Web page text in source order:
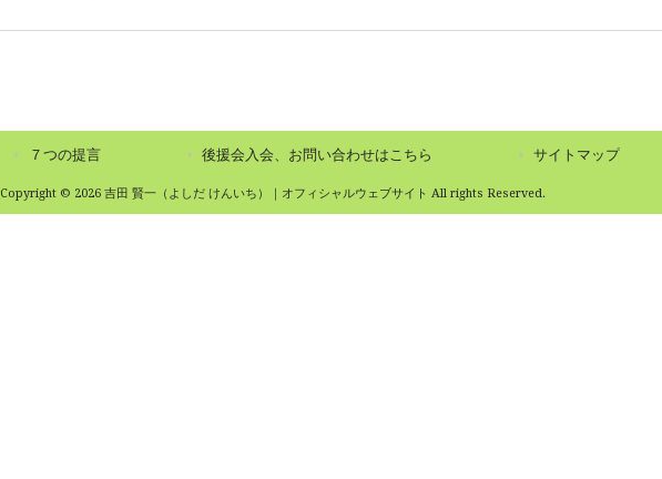
７つの提言 後援会入会、お問い合わせはこちら サイトマップ
Copyright © 2026 吉田 賢一（よしだ けんいち）｜オフィシャルウェブサイト All rights Reserved.